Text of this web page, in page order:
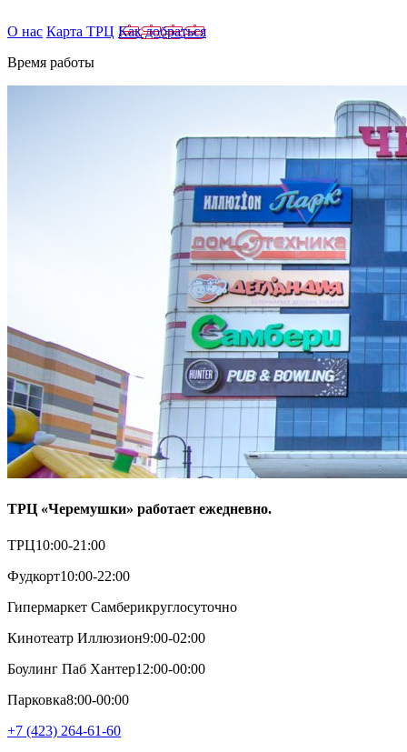
О нас Карта ТРЦ Как добраться
Время работы
ТРЦ «Черемушки» работает ежедневно.
ТРЦ10:00-21:00
Фудкорт10:00-22:00
Гипермаркет Самберикруглосуточно
Кинотеатр Иллюзион9:00-02:00
Боулинг Паб Хантер12:00-00:00
Парковка8:00-00:00
+7 (423) 264-61-60